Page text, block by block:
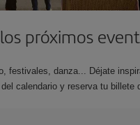
próximos
festivales, danza... Déjate
calendario y reserva tu billete